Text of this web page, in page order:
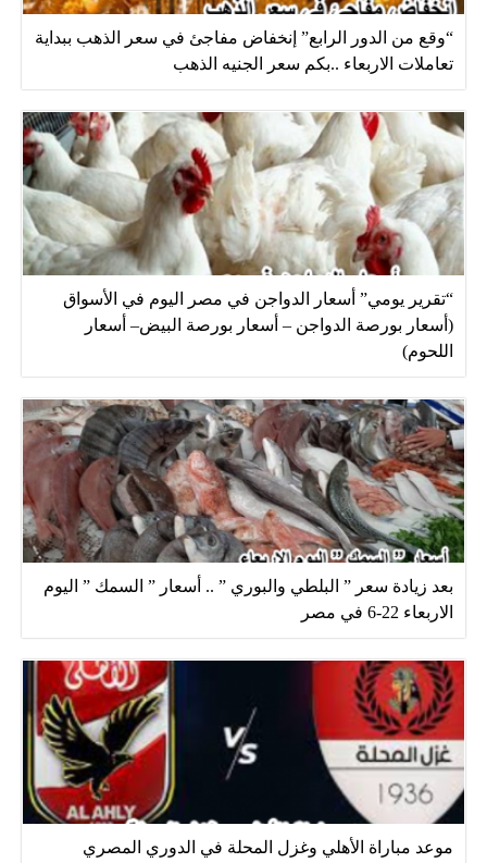
“وقع من الدور الرابع” إنخفاض مفاجئ في سعر الذهب ببداية
تعاملات الاربعاء ..بكم سعر الجنيه الذهب
“تقرير يومي” أسعار الدواجن في مصر اليوم في الأسواق
(أسعار بورصة الدواجن – أسعار بورصة البيض– أسعار
اللحوم)
بعد زيادة سعر ” البلطي والبوري ” .. أسعار ” السمك ” اليوم
الاربعاء 22-6 في مصر
موعد مباراة الأهلي وغزل المحلة في الدوري المصري